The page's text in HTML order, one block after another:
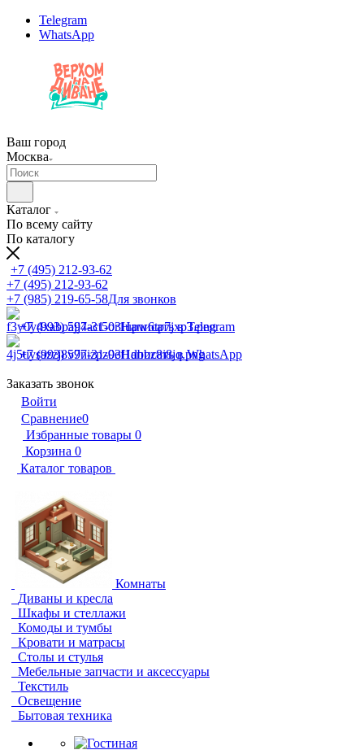
Telegram
WhatsApp
Ваш город
Москва
Каталог
По всему сайту
По каталогу
+7 (495) 212-93-62
+7 (495) 212-93-62
+7 (985) 219-65-58Для звонков
+7 (993) 597-31-03Написать в Telegram
+7 (993) 597-31-03Написать в WhatsApp
Заказать звонок
Войти
Сравнение0
Избранные товары 0
Корзина 0
Каталог товаров
Комнаты
Диваны и кресла
Шкафы и стеллажи
Комоды и тумбы
Кровати и матрасы
Столы и стулья
Мебельные запчасти и аксессуары
Текстиль
Освещение
Бытовая техника